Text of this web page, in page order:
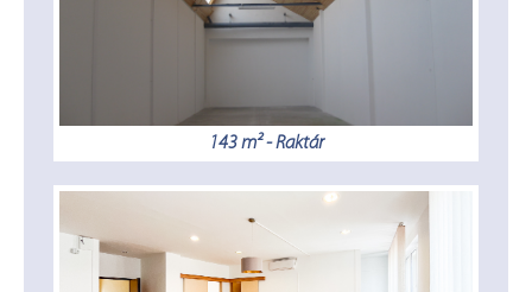
143 m² - Raktár